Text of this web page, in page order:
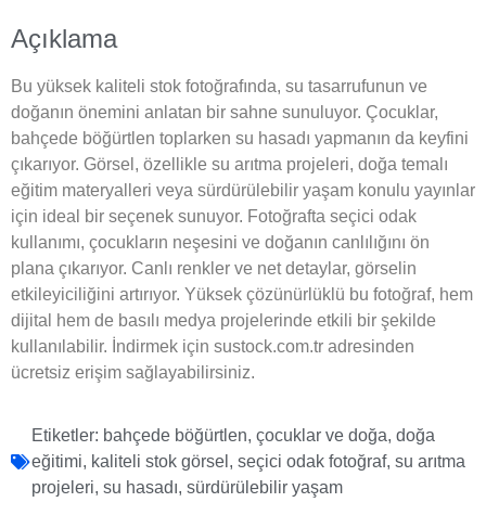
Açıklama
Bu yüksek kaliteli stok fotoğrafında, su tasarrufunun ve
doğanın önemini anlatan bir sahne sunuluyor. Çocuklar,
bahçede böğürtlen toplarken su hasadı yapmanın da keyfini
çıkarıyor. Görsel, özellikle su arıtma projeleri, doğa temalı
eğitim materyalleri veya sürdürülebilir yaşam konulu yayınlar
için ideal bir seçenek sunuyor. Fotoğrafta seçici odak
kullanımı, çocukların neşesini ve doğanın canlılığını ön
plana çıkarıyor. Canlı renkler ve net detaylar, görselin
etkileyiciliğini artırıyor. Yüksek çözünürlüklü bu fotoğraf, hem
dijital hem de basılı medya projelerinde etkili bir şekilde
kullanılabilir. İndirmek için sustock.com.tr adresinden
ücretsiz erişim sağlayabilirsiniz.
Etiketler: bahçede böğürtlen, çocuklar ve doğa, doğa
eğitimi, kaliteli stok görsel , seçici odak fotoğraf, su arıtma
projeleri, su hasadı, sürdürülebilir yaşam